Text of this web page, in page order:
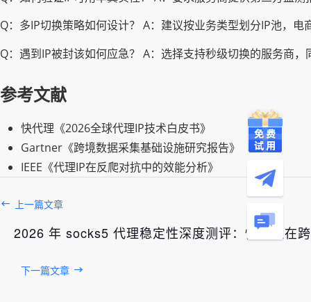
Q：多IP切换策略如何设计？ A：建议按业务类型划分IP池，
Q：遇到IP被封该如何应急？ A：选择支持秒级切换的服务商
参考文献
快代理《2026全球代理IP技术白皮书》
Gartner《跨境数据采集基础设施研究报告》
IEEE《代理IP在反爬对抗中的效能分析》
上一篇文章
2026 年 socks5 代理稳定性深度测评：快代理在
下一篇文章